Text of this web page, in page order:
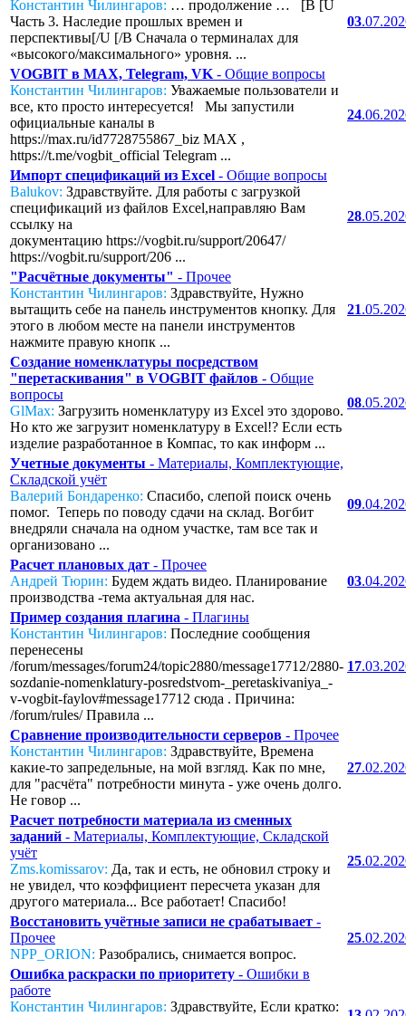
Константин Чилингаров: … продолжение … [B [U
Часть 3. Наследие прошлых времен и
перспективы[/U [/B Сначала о терминалах для
«высокого/максимального» уровня. ...
03
VOGBIT в MAX, Telegram, VK - Общие вопросы
Константин Чилингаров: Уважаемые пользователи и
все, кто просто интересуется! Мы запустили
официальные каналы в
https://max.ru/id7728755867_biz MAX ,
https://t.me/vogbit_official Telegram ...
24
Импорт спецификаций из Excel - Общие вопросы
Balukov: Здравствуйте. Для работы с загрузкой
спецификаций из файлов Excel,направляю Вам
ссылку на
документацию https://vogbit.ru/support/20647/
https://vogbit.ru/support/206 ...
28
"Расчётные документы" - Прочее
Константин Чилингаров: Здравствуйте, Нужно
вытащить себе на панель инструментов кнопку. Для
этого в любом месте на панели инструментов
нажмите правую кнопк ...
21
Создание номенклатуры посредством
"перетаскивания" в VOGBIT файлов - Общие
вопросы
GlMax: Загрузить номенклатуру из Excel это здорово.
Но кто же загрузит номенклатуру в Excel!? Если есть
изделие разработанное в Компас, то как информ ...
08
Учетные документы - Материалы, Комплектующие,
Складской учёт
Валерий Бондаренко: Спасибо, слепой поиск очень
помог. Теперь по поводу сдачи на склад. Вогбит
внедряли сначала на одном участке, там все так и
организовано ...
09
Расчет плановых дат - Прочее
Андрей Тюрин: Будем ждать видео. Планирование
производства -тема актуальная для нас.
03
Пример создания плагина - Плагины
Константин Чилингаров: Последние сообщения
перенесены
/forum/messages/forum24/topic2880/message17712/2880-
sozdanie-nomenklatury-posredstvom-_peretaskivaniya_-
v-vogbit-faylov#message17712 сюда . Причина:
/forum/rules/ Правила ...
17
Сравнение производительности серверов - Прочее
Константин Чилингаров: Здравствуйте, Времена
какие-то запредельные, на мой взгляд. Как по мне,
для "расчёта" потребности минута - уже очень долго.
Не говор ...
27
Расчет потребности материала из сменных
заданий - Материалы, Комплектующие, Складской
учёт
Zms.komissarov: Да, так и есть, не обновил строку и
не увидел, что коэффициент пересчета указан для
другого материала... Все работает! Спасибо!
25
Восстановить учётные записи не срабатывает -
Прочее
NPP_ORION: Разобрались, снимается вопрос.
25
Ошибка раскраски по приоритету - Ошибки в
работе
Константин Чилингаров: Здравствуйте, Если кратко: